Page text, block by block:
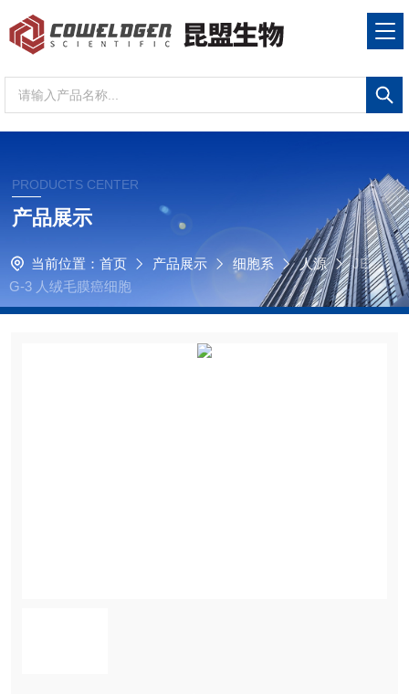
PRODUCTS CENTER
产品展示
当前位置： 首页 产品展示 细胞系 人源
JE
G-3 人绒毛膜癌细胞